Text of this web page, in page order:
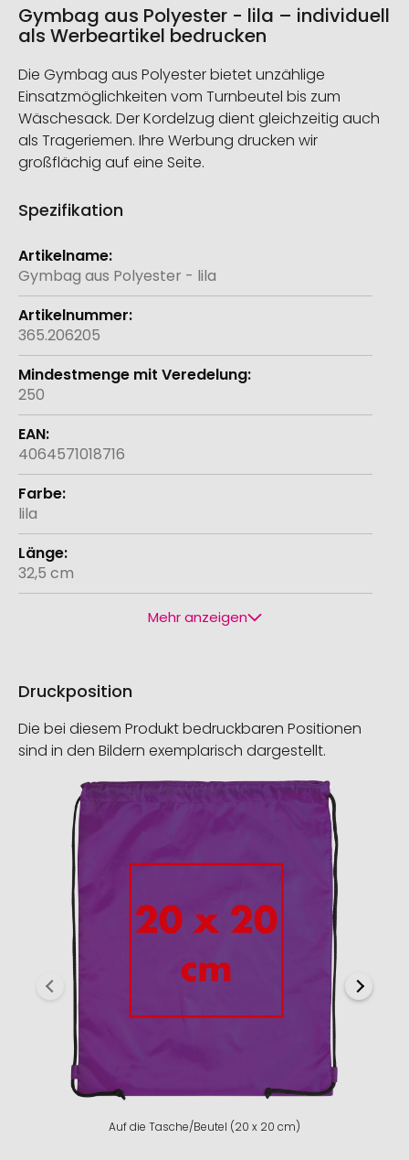
Gymbag aus Polyester - lila – individuell
als Werbeartikel bedrucken
Die Gymbag aus Polyester bietet unzählige
Einsatzmöglichkeiten vom Turnbeutel bis zum
Wäschesack. Der Kordelzug dient gleichzeitig auch
als Trageriemen. Ihre Werbung drucken wir
großflächig auf eine Seite.
Spezifikation
Weitere
Informationen
Gymbag aus Polyester - lila
365.206205
250
4064571018716
lila
32,5 cm
Mehr anzeigen
Druckposition
Die bei diesem Produkt bedruckbaren Positionen
sind in den Bildern exemplarisch dargestellt.
Auf die Tasche/Beutel (20 x 20 cm)